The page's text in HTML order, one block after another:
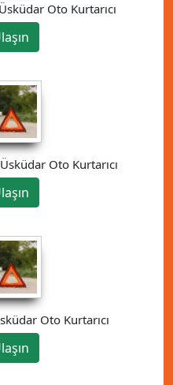
Oto Kurtarıcı
Oto Kurtarıcı
Oto Kurtarıcı